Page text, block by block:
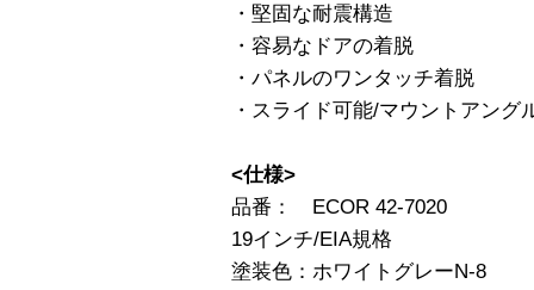
・堅固な耐震構造
・容易なドアの着脱
・パネルのワンタッチ着脱
・スライド可能/マウントアング
<仕様>
品番： ECOR 42-7020
19インチ/EIA規格
塗装色：ホワイトグレーN-8